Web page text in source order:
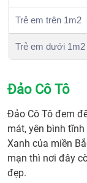
Trẻ em trên 1m2
Trẻ em dưới 1m2
Đảo Cô Tô
Đảo Cô Tô đem
mát, yên bình
Xanh của miền
mạn thì nơi đây
đẹp.